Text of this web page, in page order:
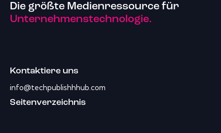
Die größte Medienressource für
Unternehmenstechnologie.
Kontaktiere uns
info@techpublishhhub.com
Seitenverzeichnis